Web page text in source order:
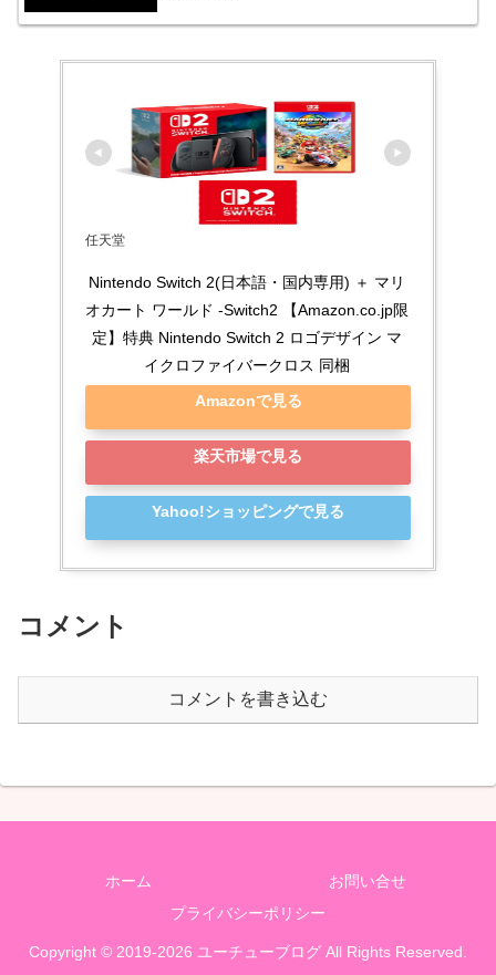
任天堂
Nintendo Switch 2(日本語・国内専用) ＋ マリ
オカート ワールド -Switch2 【Amazon.co.jp限
定】特典 Nintendo Switch 2 ロゴデザイン マ
イクロファイバークロス 同梱
Amazonで見る
楽天市場で見る
Yahoo!ショッピングで見る
コメント
コメントを書き込む
ホーム
お問い合せ
プライバシーポリシー
Copyright © 2019-2026 ユーチューブログ All Rights Reserved.